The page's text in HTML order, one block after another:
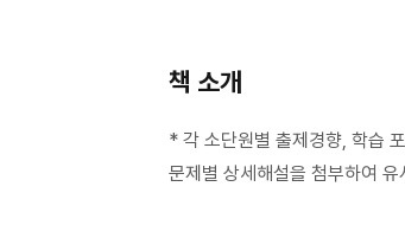
책 소개
* 각 소단원별 출제경향, 학습
문제별 상세해설을 첨부하여